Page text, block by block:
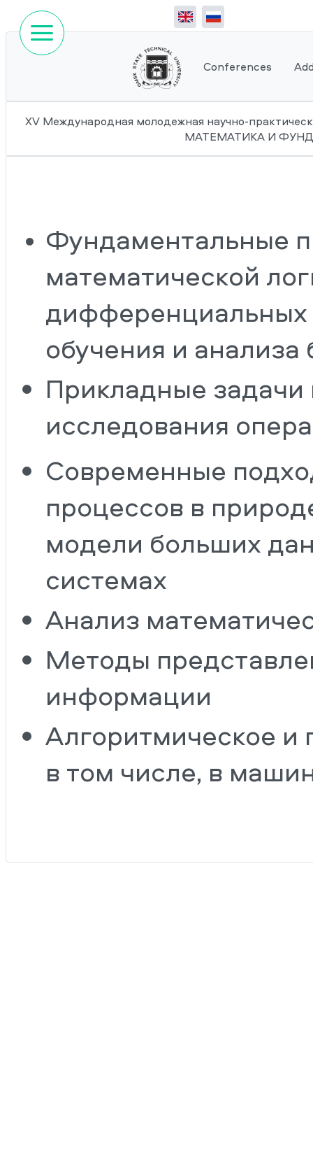
Conferences
XV Международная молодежная научно-
МАТЕМАТИКА И
Фундаментальные
математической
обучения и
Прикладные
исследования
Современные
процессов в
модели больших
системах
Анализ
Методы
информации
Алгоритмическое и
в том числе, в